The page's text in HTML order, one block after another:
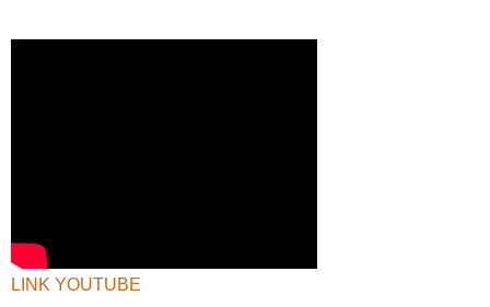
LINK YOUTUBE